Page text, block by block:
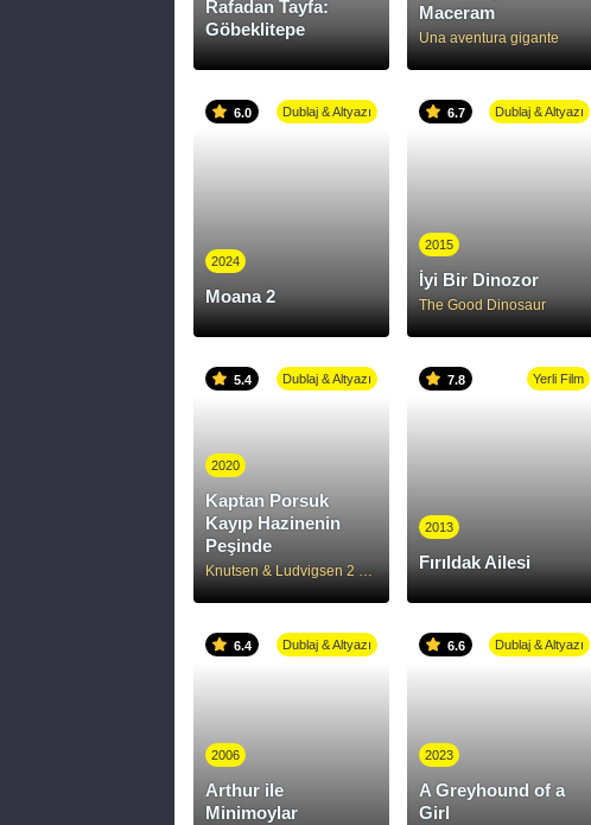
Rafadan Tayfa:
Göbeklitepe
Maceram
Una aventura gigante
6.0 Dublaj & Altyazı
2024
Moana 2
6.7 Dublaj & Altyazı
2015
İyi Bir Dinozor
The Good Dinosaur
5.4 Dublaj & Altyazı
2020
Kaptan Porsuk
Kayıp Hazinenin
Peşinde
Knutsen & Ludvigsen 2 - Det store dyret
7.8 Yerli Film
2013
Fırıldak Ailesi
6.4 Dublaj & Altyazı
2006
Arthur ile
Minimoylar
6.6 Dublaj & Altyazı
2023
A Greyhound of a
Girl